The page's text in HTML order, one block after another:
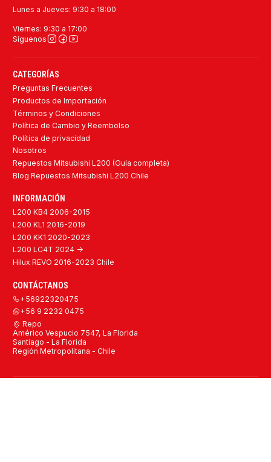
Lunes a Jueves: 9:30 a 18:00
Viernes: 9:30 a 17:00
Síguenos
CATEGORÍAS
Preguntas Frecuentes
Productos de Importación
Términos y Condiciones
Política de Cambio y Reembolso
Política de privacidad
Nosotros
Repuestos Mitsubishi L200 (Guía completa)
Blog Repuestos Mitsubishi L200 Chile
INFORMACIÓN
L200 KB4 2006-2015
L200 KL1 2016-2019
L200 KK1 2020-2023
L200 LC4T 2024 ->
Hilux REVO 2016-2023 Chile
CONTÁCTANOS
+56922320475
+56 9 2232 0475
Repo
Américo Vespucio 7547, La Florida
Santiago - La Florida
Región Metropolitana - Chile